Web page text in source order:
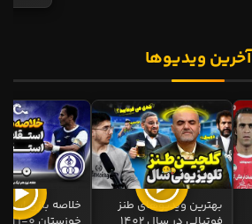
آخرین ویدیوها
بهترین ویدیوهای طنز
خلاصه بازی